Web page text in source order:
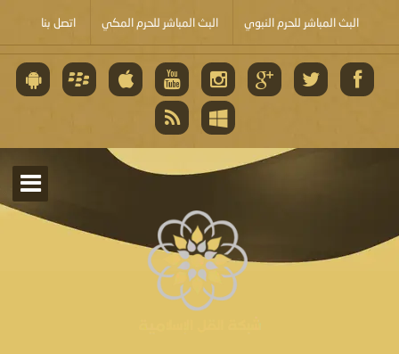
البث المباشر للحرم النبوي البث المباشر للحرم المكي اتصل بنا